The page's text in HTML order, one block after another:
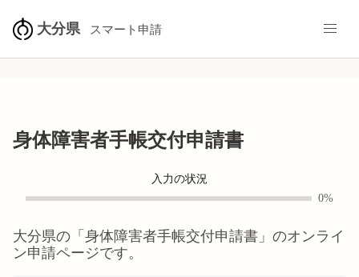
大分県 スマート申請
身体障害者手帳交付申請書
入力の状況
0%
大分県の「 身体障害者手帳交付申請書 」のオンライ
ン申請ページです。